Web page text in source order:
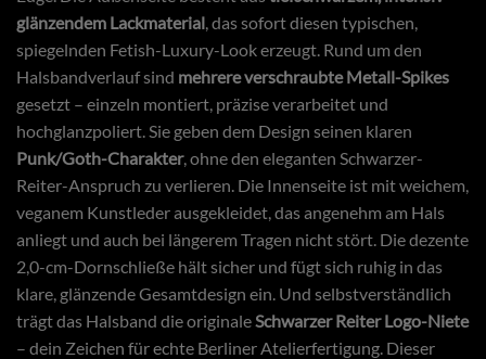
glänzendem Lackmaterial , das sofort diesen typischen,
spiegelnden Fetish-Luxury-Look erzeugt. Rund um den
Halsbandverlauf sind mehrere verschraubte Metall-Spikes
gesetzt – einzeln montiert, präzise verarbeitet und
hochglanzpoliert. Sie geben dem Design seinen klaren
Punk/Goth-Charakter, ohne den eleganten Schwarzer-
Reiter-Anspruch zu verlieren. Die Innenseite ist mit weichem,
veganem Kunstleder ausgekleidet, das angenehm am Hals
anliegt und auch bei längerem Tragen nicht stört. Die dezente
2,0-cm-Dornschließe hält sicher und fügt sich ruhig in das
klare, glänzende Gesamtdesign ein. Und selbstverständlich
trägt das Halsband die originale Schwarzer Reiter Logo-Niete
– dein Zeichen für echte Berliner Atelierfertigung. Dieser